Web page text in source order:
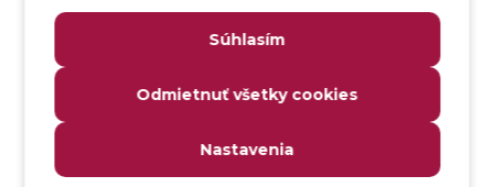
Analýza webových stránok a inventár meraní
Analyzovateľnosť
Anti-malvér
Súhlasím
Odmietnuť všetky cookies
Nastavenia